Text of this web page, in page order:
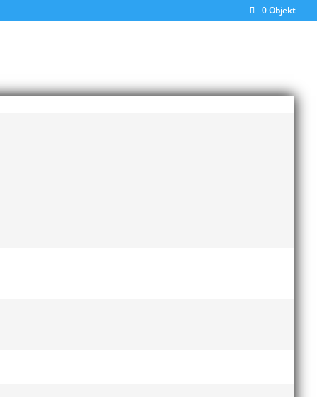
0 Objekt
290 PB och i kula F13 12.55. Gustav
F17 på nya perset 175 cm.